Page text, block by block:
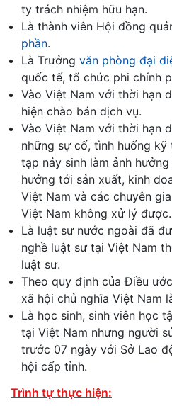
ty trách nhiệm hữu hạn.
Là thành viên Hội đồng
phần.
Là Trưởng văn phòng đại
quốc tế, tổ chức phi chính
Vào Việt Nam với thời hạn
hiện chào bán dịch vụ.
Vào Việt Nam với thời hạn
những sự cố, tình huống
tạp nảy sinh làm ảnh
hưởng tới sản xuất, kinh
Việt Nam và các chuyên
Việt Nam không xử lý được.
Là luật sư nước ngoài đã
nghề luật sư tại Việt Nam
luật sư.
Theo quy định của Điều
xã hội chủ nghĩa Việt Nam
Là học sinh, sinh viên học
tại Việt Nam nhưng người
trước 07 ngày với Sở Lao
hội cấp tỉnh.
Trình tự thực hiện: